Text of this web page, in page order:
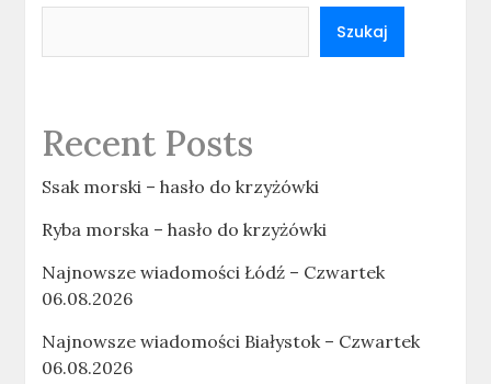
Szukaj
Recent Posts
Ssak morski – hasło do krzyżówki
Ryba morska – hasło do krzyżówki
Najnowsze wiadomości Łódź – Czwartek
06.08.2026
Najnowsze wiadomości Białystok – Czwartek
06.08.2026